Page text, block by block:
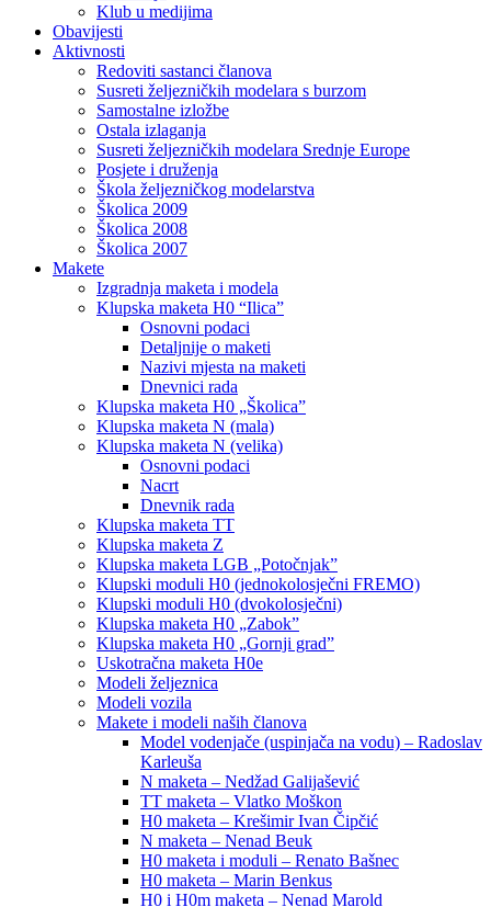
Klub u medijima
Obavijesti
Aktivnosti
Redoviti sastanci članova
Susreti željezničkih modelara s burzom
Samostalne izložbe
Ostala izlaganja
Susreti željezničkih modelara Srednje Europe
Posjete i druženja
Škola željezničkog modelarstva
Školica 2009
Školica 2008
Školica 2007
Makete
Izgradnja maketa i modela
Klupska maketa H0 “Ilica”
Osnovni podaci
Detaljnije o maketi
Nazivi mjesta na maketi
Dnevnici rada
Klupska maketa H0 „Školica”
Klupska maketa N (mala)
Klupska maketa N (velika)
Osnovni podaci
Nacrt
Dnevnik rada
Klupska maketa TT
Klupska maketa Z
Klupska maketa LGB „Potočnjak”
Klupski moduli H0 (jednokolosječni FREMO)
Klupski moduli H0 (dvokolosječni)
Klupska maketa H0 „Zabok”
Klupska maketa H0 „Gornji grad”
Uskotračna maketa H0e
Modeli željeznica
Modeli vozila
Makete i modeli naših članova
Model vodenjače (uspinjača na vodu) – Radoslav
Karleuša
N maketa – Nedžad Galijašević
TT maketa – Vlatko Moškon
H0 maketa – Krešimir Ivan Čipčić
N maketa – Nenad Beuk
H0 maketa i moduli – Renato Bašnec
H0 maketa – Marin Benkus
H0 i H0m maketa – Nenad Marold